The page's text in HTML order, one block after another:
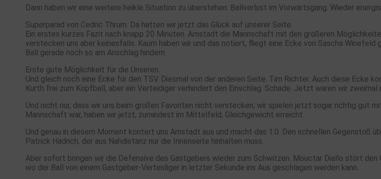
Dann haben wir eine weitere heikle Situation zu überstehen. Ballverlust im Vorwärtsgang. Wieder
Superparad von Cedric Thrum. Da hatten wir jetzt das Glück auf unserer Seite.
Ein erstes kurzes Fazit nach knapp 20 Minuten. Arnstadt die Mannschaft mit den größeren
verstecken uns aber keinesfalls. Kaum haben wir und das notiert, fliegt eine Ecke von Sascha
Ball gerade noch so am Anschlag hindern.
Erste gute Möglichkeit für die Unseren.
Und gleich noch eine Ecke für den TSV. Diesmal von der anderen Seite. Tim Richter. Auch diese Ecke
Kurth frei zum Kopfball, aber ein Verteidiger verhindert den Einschlag. Schade. Jetzt waren wir zweimal
Und nicht nur, dass wir uns beim großen Favoriten nicht verstecken, wir spielen jetzt sogar richtig gut
Mannschaft war, haben wir jetzt, zumindest im Mittelfeld, Gleichgewicht erreicht.
Und genau in diesem Moment kontert uns Arnstadt aus und macht das 1:0. Den schnellen Gegenstoß
Patrick Hädrich, der aus Nahdistanz nur die Innenseite hinhalten muss.
Aber sofort bringen wir die Defensive des Gastgebers wieder zum Schwitzen. Mouctar Diallo stört
wo der Ball von einem Gastgeber-Verteidiger in letzter Sekunde ins Aus geschlagen werden kann.